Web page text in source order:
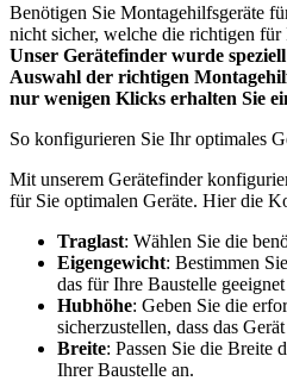
Benötigen Sie Montagehilfsgeräte
nicht sicher, welche die richtigen
Unser Gerätefinder wurde
Auswahl der richtigen
nur wenigen Klicks erhalten Sie
So konfigurieren Sie Ihr optimales
Mit unserem Gerätefinder
für Sie optimalen Geräte. Hier die
Traglast: Wählen Sie die
Eigengewicht: Bestimmen
das für Ihre Baustelle
Hubhöhe: Geben Sie die
sicherzustellen, dass das
Breite: Passen Sie die Breite
Ihrer Baustelle an.